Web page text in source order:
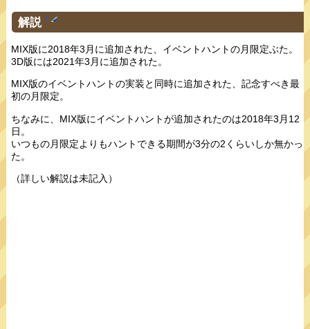
解説 †
MIX版に2018年3月に追加された、イベントハントの月限定ぶた。
3D版には2021年3月に追加された。
MIX版のイベントハントの実装と同時に追加された、記念すべき最
初の月限定。
ちなみに、MIX版にイベントハントが追加されたのは2018年3月12
日。
いつもの月限定よりもハントできる期間が3分の2くらいしか無かっ
た。
（詳しい解説は未記入）